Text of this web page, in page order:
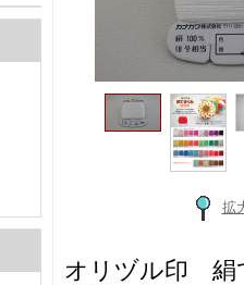
拡
オリヅル印 絹